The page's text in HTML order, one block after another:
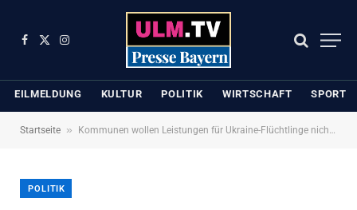
Facebook
X
Instagram
EILMELDUNG KULTUR POLITIK WIRTSCHAFT SPORT
Startseite » Kommunen wollen Leistungen für Ukraine-Flüchtlinge nicht zahlen
POLITIK